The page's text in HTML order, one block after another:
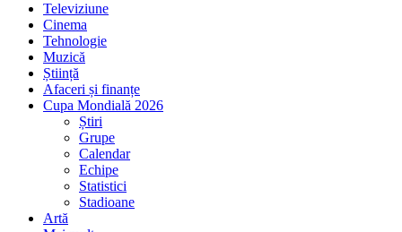
Televiziune
Cinema
Tehnologie
Muzică
Știință
Afaceri și finanțe
Cupa Mondială 2026
Știri
Grupe
Calendar
Echipe
Statistici
Stadioane
Artă